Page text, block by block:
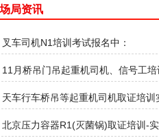
局资讯
叉车司机N1培训考试报名中：
11月桥吊门吊起重机司机、信号工
天车行车桥吊等起重机司机取证培训
北京压力容器R1(灭菌锅)取证培训-